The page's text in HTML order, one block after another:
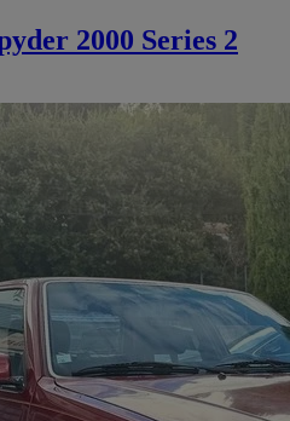
2000 Series 2